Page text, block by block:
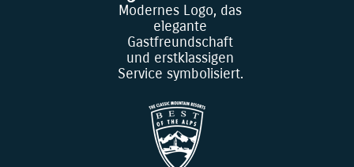
Modernes Logo, das
elegante
Gastfreundschaft
und erstklassigen
Service symbolisiert.